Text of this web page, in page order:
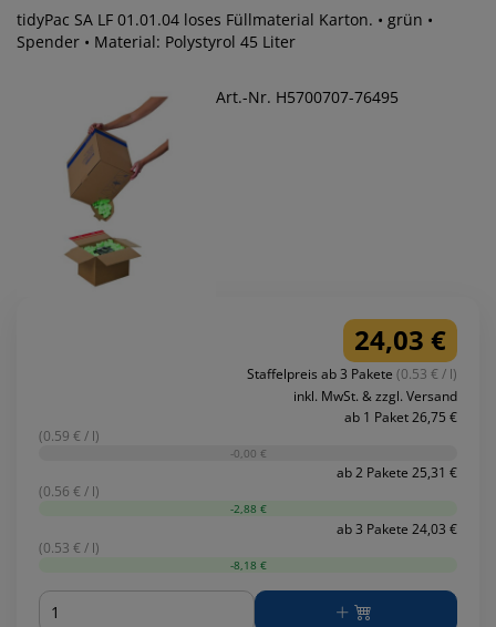
tidyPac SA LF 01.01.04 loses Füllmaterial Karton. • grün •
Spender • Material: Polystyrol 45 Liter
Art.-Nr. H5700707-76495
24,03 €
Staffelpreis ab 3 Pakete (0.53 € / l)
inkl. MwSt. & zzgl. Versand
ab 1 Paket 26,75 €
(0.59 € / l)
-0,00 €
ab 2 Pakete 25,31 €
(0.56 € / l)
-2,88 €
ab 3 Pakete 24,03 €
(0.53 € / l)
-8,18 €
Menge